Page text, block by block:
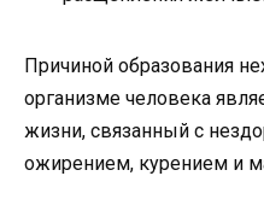
Причиной образования
организме человека
жизни, связанный с
ожирением, курением и